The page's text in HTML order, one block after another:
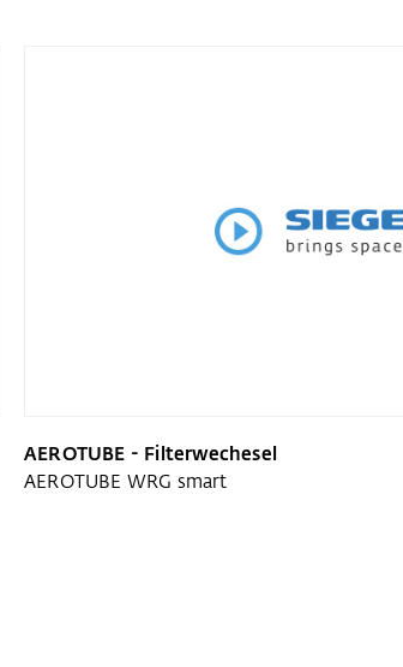
AEROTUBE - Filterwechesel
AEROTUBE WRG smart